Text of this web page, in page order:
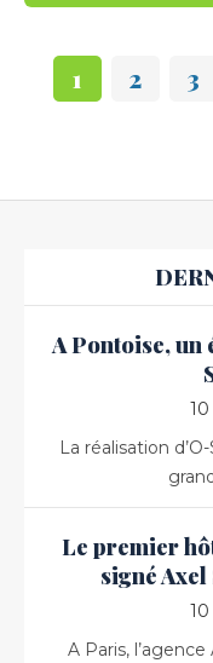
1 2 3
A Pontoise, un
La réalisation
Le premier
signé
A Paris,